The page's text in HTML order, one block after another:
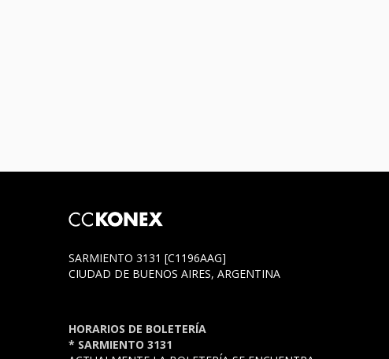
SARMIENTO 3131 [C1196AAG]
CIUDAD DE BUENOS AIRES, ARGENTINA
HORARIOS DE BOLETERÍA
* SARMIENTO 3131